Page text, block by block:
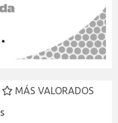
MÁS VALORADOS